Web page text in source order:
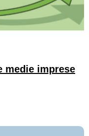
medie imprese